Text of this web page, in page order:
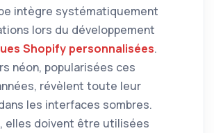
intègre systématiquement
lors du développement
Shopify personnalisées.
néon, popularisées ces
révèlent toute leur
les interfaces sombres.
elles doivent être utilisées